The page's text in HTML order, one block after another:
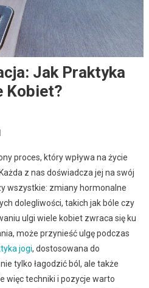
Jak Praktyka
Kobiet?
proces, który wpływa na życie
z nas doświadcza jej na swój
wszystkie: zmiany hormonalne
dolegliwości, takich jak bóle czy
ulgi wiele kobiet zwraca się ku
może przynieść ulgę podczas
jogi, dostosowana do
tylko łagodzić ból, ale także
więc techniki i pozycje warto